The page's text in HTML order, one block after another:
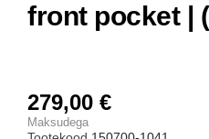
front pocket |
279,00 €
Maksudega